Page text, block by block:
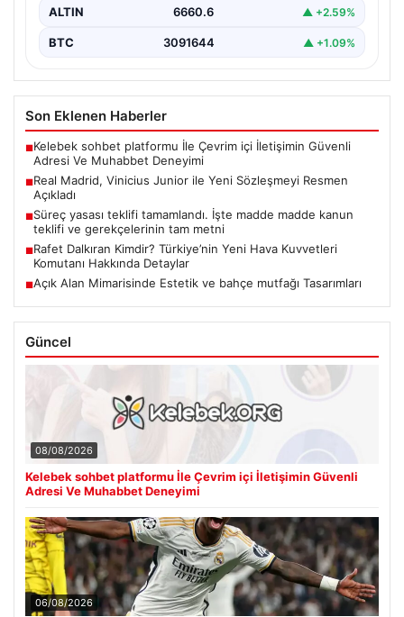
ALTIN 6660.6 ▲ +2.59%
BTC 3091644 ▲ +1.09%
Son Eklenen Haberler
■Kelebek sohbet platformu İle Çevrim içi İletişimin Güvenli
Adresi Ve Muhabbet Deneyimi
■Real Madrid, Vinicius Junior ile Yeni Sözleşmeyi Resmen
Açıkladı
■Süreç yasası teklifi tamamlandı. İşte madde madde kanun
teklifi ve gerekçelerinin tam metni
■Rafet Dalkıran Kimdir? Türkiye’nin Yeni Hava Kuvvetleri
Komutanı Hakkında Detaylar
■Açık Alan Mimarisinde Estetik ve bahçe mutfağı Tasarımları
Güncel
08/08/2026
Kelebek sohbet platformu İle Çevrim içi İletişimin Güvenli
Adresi Ve Muhabbet Deneyimi
06/08/2026